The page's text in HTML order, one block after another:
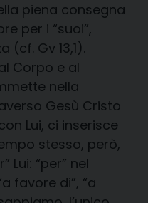
piena consegna
per i “suoi”,
(cf. Gv 13,1).
Corpo e al
nella
Gesù Cristo
Lui, ci inserisce
stesso, però,
Lui: “per” nel
favore di”, “a